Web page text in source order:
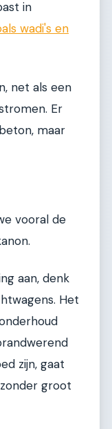
in
wadi's en
net als een
Er
maar
vooral de
aan, denk
Het
zijn, gaat
groot